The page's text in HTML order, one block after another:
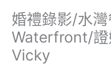
婚禮錄影/水
Waterfront/
Vicky